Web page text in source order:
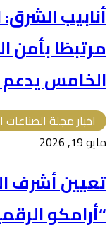
أنابيب
مرتبطًا بأمن
الخامس يدعم
اخبار مجلة الصناعات
مايو 19, 2026
تعيين أشرف
“أرامكو